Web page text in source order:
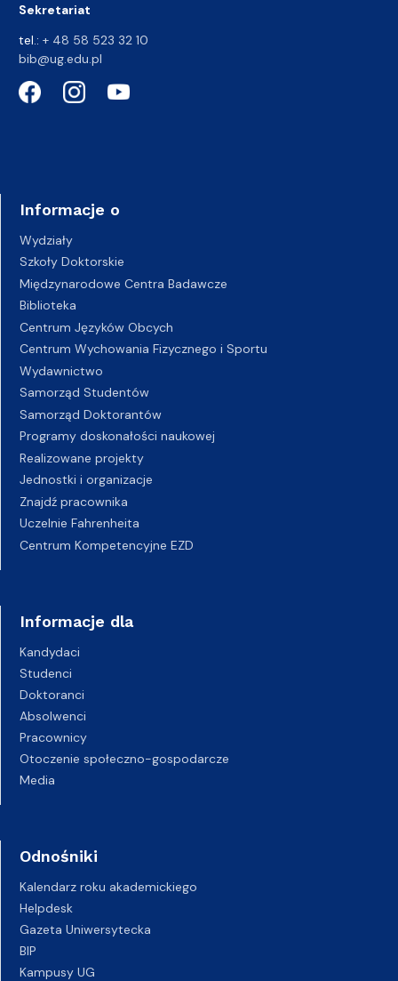
Sekretariat
tel.: + 48 58 523 32 10
bib@ug.edu.pl
Informacje o
Wydziały
Szkoły Doktorskie
Międzynarodowe Centra Badawcze
Biblioteka
Centrum Języków Obcych
Centrum Wychowania Fizycznego i Sportu
Wydawnictwo
Samorząd Studentów
Samorząd Doktorantów
Programy doskonałości naukowej
Realizowane projekty
Jednostki i organizacje
Znajdź pracownika
Uczelnie Fahrenheita
Centrum Kompetencyjne EZD
Informacje dla
Kandydaci
Studenci
Doktoranci
Absolwenci
Pracownicy
Otoczenie społeczno-gospodarcze
Media
Odnośniki
Kalendarz roku akademickiego
Helpdesk
Gazeta Uniwersytecka
BIP
Kampusy UG